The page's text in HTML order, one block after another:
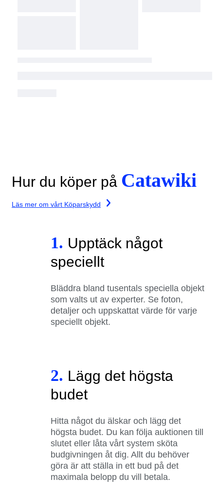
Hur du köper på Catawiki
Läs mer om vårt Köparskydd
1. Upptäck något
speciellt
Bläddra bland tusentals speciella objekt
som valts ut av experter. Se foton,
detaljer och uppskattat värde för varje
speciellt objekt.
2. Lägg det högsta
budet
Hitta något du älskar och lägg det
högsta budet. Du kan följa auktionen till
slutet eller låta vårt system sköta
budgivningen åt dig. Allt du behöver
göra är att ställa in ett bud på det
maximala belopp du vill betala.